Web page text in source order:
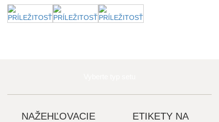
NAŽEHĽOVACIE
ETIKETY NA